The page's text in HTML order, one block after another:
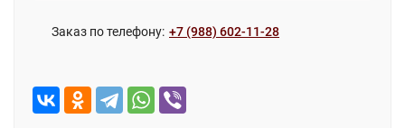
Заказ по телефону: +7 (988) 602-11-28